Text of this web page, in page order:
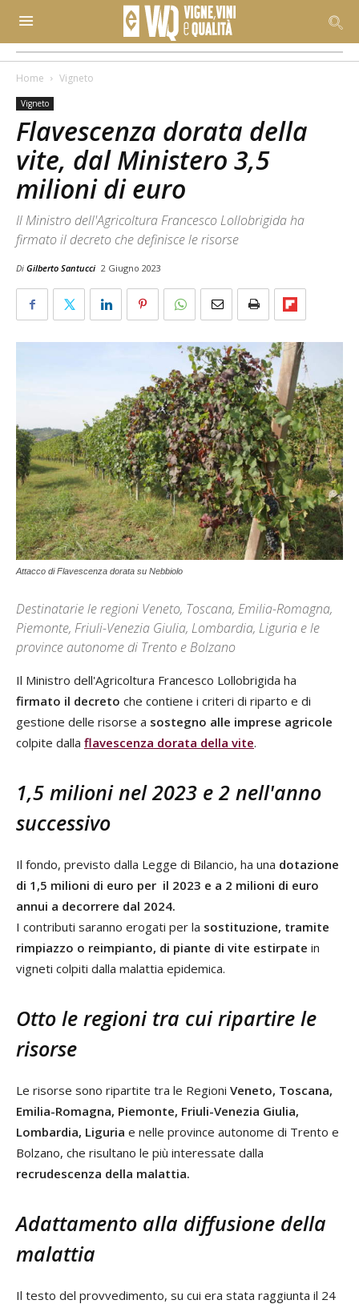
Home Vigneto
Vigneto
Flavescenza dorata della
vite, dal Ministero 3,5
milioni di euro
Il Ministro dell'Agricoltura Francesco Lollobrigida ha
firmato il decreto che definisce le risorse
Di Gilberto Santucci 2 Giugno 2023
Attacco di Flavescenza dorata su Nebbiolo
Destinatarie le regioni Veneto, Toscana, Emilia-Romagna,
Piemonte, Friuli-Venezia Giulia, Lombardia, Liguria e le
province autonome di Trento e Bolzano
Il Ministro dell'Agricoltura Francesco Lollobrigida ha
firmato il decreto che contiene i criteri di riparto e di
gestione delle risorse a sostegno alle imprese agricole
colpite dalla flavescenza dorata della vite.
1,5 milioni nel 2023 e 2 nell'anno
successivo
Il fondo, previsto dalla Legge di Bilancio, ha una dotazione
di 1,5 milioni di euro per il 2023 e a 2 milioni di euro
annui a decorrere dal 2024.
I contributi saranno erogati per la sostituzione, tramite
rimpiazzo o reimpianto, di piante di vite estirpate in
vigneti colpiti dalla malattia epidemica.
Otto le regioni tra cui ripartire le
risorse
Le risorse sono ripartite tra le Regioni Veneto, Toscana,
Emilia-Romagna, Piemonte, Friuli-Venezia Giulia,
Lombardia, Liguria e nelle province autonome di Trento e
Bolzano, che risultano le più interessate dalla
recrudescenza della malattia.
Adattamento alla diffusione della
malattia
Il testo del provvedimento, su cui era stata raggiunta il 24